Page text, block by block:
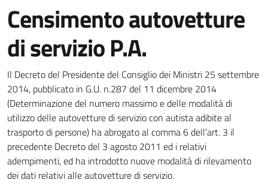
Censimento autovetture
di servizio P.A.
Il Decreto del Presidente del Consiglio dei Ministri 25 settembre
2014, pubblicato in G.U. n.287 del 11 dicembre 2014
(Determinazione del numero massimo e delle modalità di
utilizzo delle autovetture di servizio con autista adibite al
trasporto di persone) ha abrogato al comma 6 dell’art. 3 il
precedente Decreto del 3 agosto 2011 ed i relativi
adempimenti, ed ha introdotto nuove modalità di rilevamento
dei dati relativi alle autovetture di servizio.